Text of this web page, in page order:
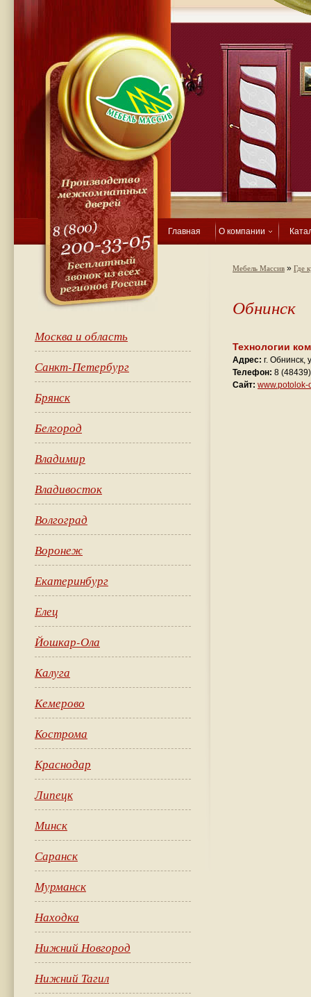
Главная О компании
Москва и область
Санкт-Петербург
Брянск
Белгород
Владимир
Владивосток
Волгоград
Воронеж
Екатеринбург
Елец
Йошкар-Ола
Калуга
Кемерово
Кострома
Краснодар
Липецк
Минск
Саранск
Мурманск
Находка
Нижний Новгород
Нижний Тагил
Мебель Массив » Где
Обнинск
Технологии
Адрес: г. Обнинск,
Телефон: 8
Сайт: www.potolok-